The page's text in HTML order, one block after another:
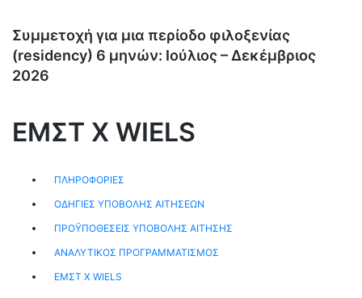
Συμμετοχή για μια περίοδο φιλοξενίας
(residency) 6 μηνών: Ιούλιος – Δεκέμβριος
2026
ΕΜΣΤ Χ WIELS
ΠΛΗΡΟΦΟΡΙΕΣ
ΟΔΗΓΙΕΣ ΥΠΟΒΟΛΗΣ ΑΙΤΗΣΕΩΝ
ΠΡΟΫΠΟΘΕΣΕΙΣ ΥΠΟΒΟΛΗΣ ΑΙΤΗΣΗΣ
ΑΝΑΛΥΤΙΚΟΣ ΠΡΟΓΡΑΜΜΑΤΙΣΜΟΣ
ΕΜΣΤ Χ WIELS